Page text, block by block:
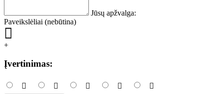
Jūsų apžvalga:
Paveikslėliai (nebūtina)
+
Įvertinimas: